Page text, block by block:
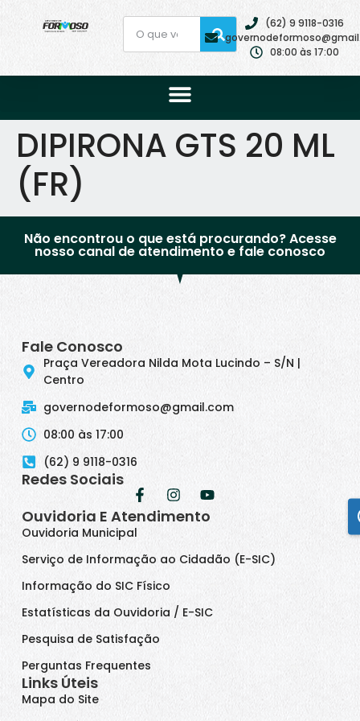
(62) 9 9118-0316
08:00 às 17:00
DIPIRONA GTS 20 ML
(FR)
Não encontrou o que está procurando? Acesse
nosso canal de atendimento e fale conosco
Fale Conosco
Praça Vereadora Nilda Mota Lucindo – S/N |
Centro
governodeformoso@gmail.com
08:00 às 17:00
(62) 9 9118-0316
Redes Sociais
Ouvidoria E Atendimento
Ouvidoria Municipal
Serviço de Informação ao Cidadão (E-SIC)
Informação do SIC Físico
Estatísticas da Ouvidoria / E-SIC
Pesquisa de Satisfação
Perguntas Frequentes
Links Úteis
Mapa do Site